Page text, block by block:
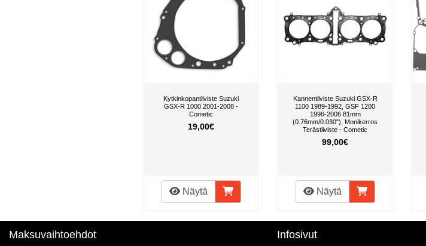
Kytkinkopantiiviste Suzuki
GSX-R 1000 2001-2008 -
Cometic
19,00€
Näytä
Kannentiiviste Suzuki GSX-R
1100 1989-1992, GSF 1200
1996-2006 81mm
(0.76mm/0.030"), Monikerros
Terästiiviste - Cometic
99,00€
Näytä
Maksuvaihtoehdot Infosivut